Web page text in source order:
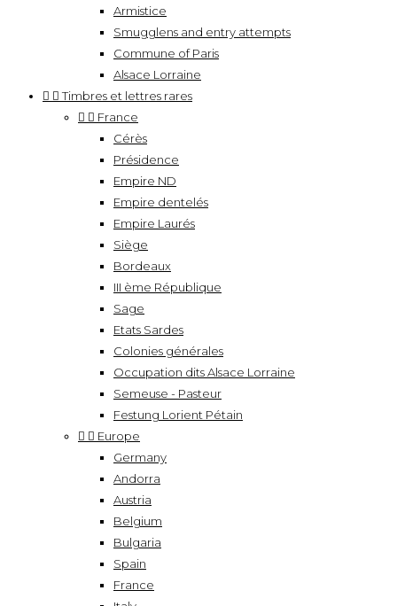
Armistice
Smugglens and entry attempts
Commune of Paris
Alsace Lorraine
  Timbres et lettres rares
  France
Cérès
Présidence
Empire ND
Empire dentelés
Empire Laurés
Siège
Bordeaux
III ème République
Sage
Etats Sardes
Colonies générales
Occupation dits Alsace Lorraine
Semeuse - Pasteur
Festung Lorient Pétain
  Europe
Germany
Andorra
Austria
Belgium
Bulgaria
Spain
France